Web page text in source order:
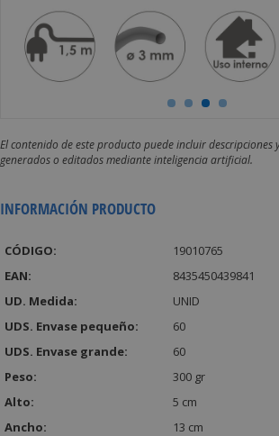
El contenido de este producto puede incluir descripciones
generados o editados mediante inteligencia artificial.
INFORMACIÓN PRODUCTO
CÓDIGO:
19010765
EAN:
8435450439841
UD. Medida:
UNID
UDS. Envase pequeño:
60
UDS. Envase grande:
60
Peso:
300 gr
Alto:
5 cm
Ancho:
13 cm